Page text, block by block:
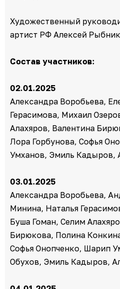
Художественный
артист РФ Алексей
Состав участников:
02.01.2025
Александра Воробьева,
Герасимова, Михаил
Алахяров, Валентина
Лора Горбунова, Софья
Умханов, Эмиль Кадыров,
03.01.2025
Александра Воробьева,
Минина, Наталья
Буша Гоман, Селим
Бирюкова, Полина
Софья Онопченко, Шарип
Обухов, Эмиль Кадыров,